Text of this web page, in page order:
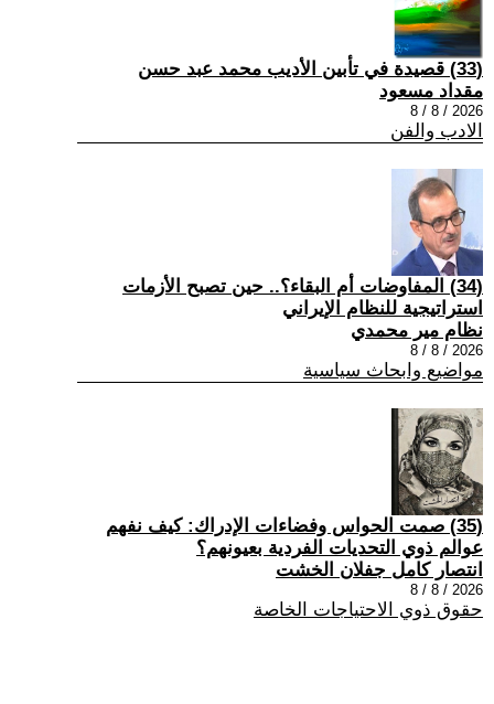
(33) قصيدة في تأبين الأديب محمد عبد حسن
مقداد مسعود
2026 / 8 / 8
الادب والفن
(34) المفاوضات أم البقاء؟.. حين تصبح الأزمات
استراتيجية للنظام الإيراني
نظام مير محمدي
2026 / 8 / 8
مواضيع وابحاث سياسية
(35) صمت الحواس وفضاءات الإدراك: كيف نفهم
عوالم ذوي التحديات الفردية بعيونهم؟
انتصار كامل جفلان الخشت
2026 / 8 / 8
حقوق ذوي الاحتياجات الخاصة